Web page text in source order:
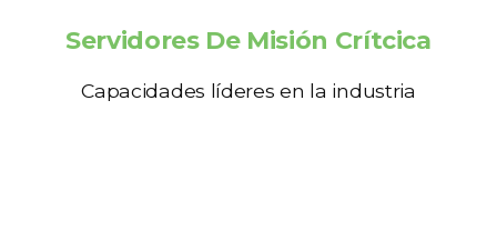
Servidores De Misión Crítcica
Capacidades líderes en la industria